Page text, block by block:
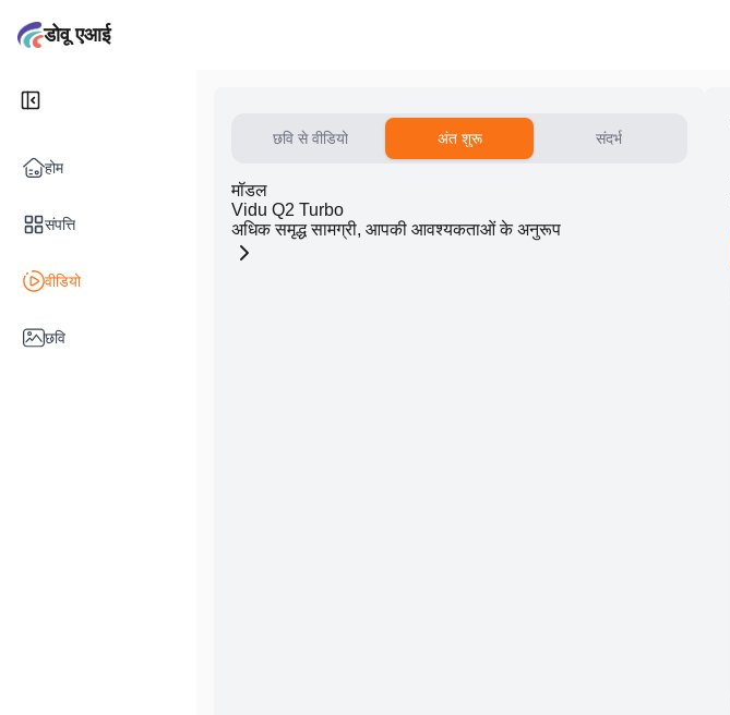
डोवू एआई
होम
संपत्ति
वीडियो
छवि
छवि से वीडियो अंत शुरू संदर्भ
मॉडल
Vidu Q2 Turbo
अधिक समृद्ध सामग्री, आपकी आवश्यकताओं के अनुरूप